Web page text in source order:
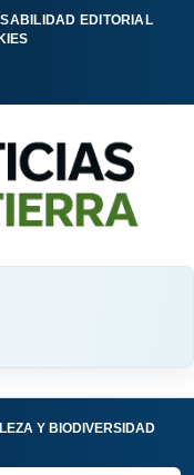
EDITORIAL
Y BIODIVERSIDAD